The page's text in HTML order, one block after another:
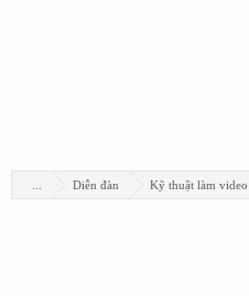
Diễn đàn Kỹ thuật làm video